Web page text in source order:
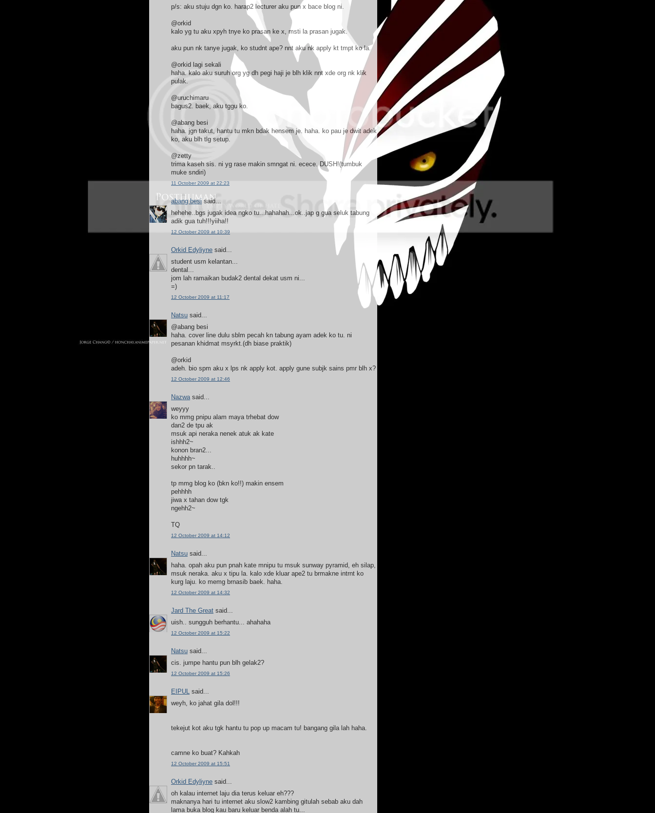
p/s: aku stuju dgn ko. harap2 lecturer aku pun x bace blog ni.
@orkid
kalo yg tu aku xpyh tnye ko prasan ke x, msti la prasan jugak.
aku pun nk tanye jugak, ko studnt ape? nnt aku nk apply kt tmpt ko la.
@orkid lagi sekali
haha. kalo aku suruh org yg dh pegi haji je blh klik nnt xde org nk klik
pulak.
@uruchimaru
bagus2. baek, aku tggu ko.
@abang besi
haha. jgn takut, hantu tu mkn bdak hensem je. haha. ko pau je dwit adek
ko, aku blh tlg setup.
@zetty
trima kaseh sis. ni yg rase makin smngat ni. ecece. DUSH!(tumbuk
muke sndiri)
11 October 2009 at 22:23
abang besisaid...
hehehe..bgs jugak idea ngko tu...hahahah...ok..jap g gua seluk tabung
adik gua tuh!!!yiiha!!
12 October 2009 at 10:39
Orkid Edyliyne said...
student usm kelantan...
dental...
jom lah ramaikan budak2 dental dekat usm ni...
=)
12 October 2009 at 11:17
Natsu said...
@abang besi
haha. cover line dulu sblm pecah kn tabung ayam adek ko tu. ni
pesanan khidmat msyrkt.(dh biase praktik)
@orkid
adeh. bio spm aku x lps nk apply kot. apply gune subjk sains pmr blh x?
12 October 2009 at 12:46
Nazwa said...
weyyy
ko mmg pnipu alam maya trhebat dow
dan2 de tpu ak
msuk api neraka nenek atuk ak kate
ishhh2~
konon bran2...
huhhhh~
sekor pn tarak..
tp mmg blog ko (bkn ko!!) makin ensem
pehhhh
jiwa x tahan dow tgk
ngehh2~
TQ
12 October 2009 at 14:12
Natsu said...
haha. opah aku pun pnah kate mnipu tu msuk sunway pyramid, eh silap,
msuk neraka. aku x tipu la. kalo xde kluar ape2 tu brmakne intrnt ko
kurg laju. ko memg brnasib baek. haha.
12 October 2009 at 14:32
Jard The Great said...
uish.. sungguh berhantu... ahahaha
12 October 2009 at 15:22
Natsu said...
cis. jumpe hantu pun blh gelak2?
12 October 2009 at 15:26
EIPUL
said...
weyh, ko jahat gila dol!!!
tekejut kot aku tgk hantu tu pop up macam tu! bangang gila lah haha.
camne ko buat? Kahkah
12 October 2009 at 15:51
Orkid Edyliyne said...
oh kalau internet laju dia terus keluar eh???
maknanya hari tu internet aku slow2 kambing gitulah sebab aku dah
lama buka blog kau baru keluar benda alah tu...